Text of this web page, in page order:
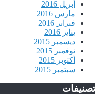
أبريل 2016
مارس 2016
فبراير 2016
يناير 2016
ديسمبر 2015
نوفمبر 2015
أكتوبر 2015
سبتمبر 2015
تصنيفات